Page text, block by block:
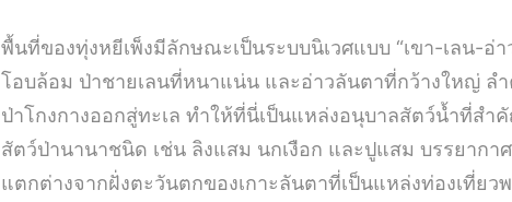
พื้นที่ของทุ่งหยีเพ็งมีลักษณะเป็นระบบนิเวศแบบ “เขา-เลน-อ่า
โอบล้อม ป่าชายเลนที่หนาแน่น และอ่าวลันตาที่กว้างใหญ่ ล
ป่าโกงกางออกสู่ทะเล ทำให้ที่นี่เป็นแหล่งอนุบาลสัตว์น้ำที่สำ
สัตว์ป่านานาชนิด เช่น ลิงแสม นกเงือก และปูแสม บรรยากา
แตกต่างจากฝั่งตะวันตกของเกาะลันตาที่เป็นแหล่งท่องเที่ยว